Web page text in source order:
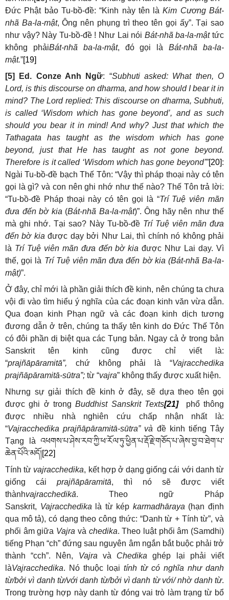
Đức Phật bảo Tu-bồ-đề: “Kinh này tên là Kim Cương Bát-
nhã Ba-la-mật, Ông nên phụng trì theo tên gọi ấy”. Tại sao
như vậy? Này Tu-bồ-đề ! Như Lai nói Bát-nhã ba-la-mật tức
không phảiBát-nhã ba-la-mật, đó gọi là
Bát-nhã ba-la-
mật.”[19]
[5] Ed. Conze Anh Ngữ: “Subhuti asked: What then, O
Lord, is this discourse on dharma, and how should I bear it in
mind? The Lord replied: This discourse on dharma, Subhuti,
is called ‘Wisdom which has gone beyond’, and as such
should you bear it in mind! And why? Just that which the
Tathagata has taught as the wisdom which has gone
beyond, just that He has taught as not gone beyond.
Therefore is it called ‘Wisdom which has gone beyond’”[20]:
Ngài Tu-bồ-đề bạch Thế Tôn: “Vậy thì pháp thoại này có tên
gọi là gì? và con nên ghi nhớ như thế nào? Thế Tôn trả lời:
“Tu-bồ-đề Pháp thoại này có tên gọi là “Trí Tuệ viên mãn
đưa đến bờ kia (Bát-nhã Ba-la-mật)”. Ông hãy nên như thế
mà ghi nhớ. Tại sao? Này Tu-bồ-đề Trí Tuệ viên mãn đưa
đến bờ kia được dạy bởi Như Lai, thì chính nó không phải
là Trí Tuệ viên mãn đưa đến bờ kia được Như Lai dạy. Vì
thế, gọi là Trí Tuệ viên mãn đưa đến bờ kia (Bát-nhã Ba-la-
mật)”.
Ở đây, chỉ mới là phần giải thích đề kinh, nên chúng ta chưa
vội đi vào tìm hiểu ý nghĩa của các đoạn kinh văn vừa dẫn.
Qua đoạn kinh Phạn ngữ và các đoạn kinh dịch tương
đương dẫn ở trên, chúng ta thấy tên kinh do Đức Thế Tôn
có đôi phần dị biệt qua các Tụng bản. Ngay cả ở trong bản
Sanskrit tên kinh cũng được chỉ viết là:
“prajñāpāramitā”, chứ không phải là “Vajracchedika
prajñāpāramitā-sūtra”; từ “vajra” không thấy được xuất hiện.
Nhưng sự giải thích đề kinh ở đây, sẽ dựa theo tên gọi
được ghi ở trong Buddhist Sanskrit Texts[21]
phổ thông
được nhiều nhà nghiên cứu chấp nhận nhất là:
“Vajracchedika prajñāpāramitā-sūtra” và đề kinh tiếng Tây
Tạng là འཕགས་པ་ཤེས་རབ་ཀྱི་ཕ་རོལ་ཏུ་ཕྱིན་པ་རྡོ་རྗེ་གཅོད་པ་ཞེས་བྱ་བ་ཐེག་པ་
ཆེན་པོའི་མདོ།[22]
Tính từ vajracchedika, kết hợp ở dạng giống cái với danh từ
giống cái
prajñāpāramitā, thì nó sẽ được viết
thànhvajracchedikā. Theo ngữ Pháp
Sanskrit, Vajracchedika là từ kép karmadhāraya (hạn định
qua mô tả), có dạng theo công thức: “Danh từ + Tính từ”, và
phối âm giữa Vajra và chedika. Theo luật phối âm (Samdhi)
tiếng Phạn “ch” đứng sau nguyên âm ngắn bắt buộc phải trở
thành “cch”. Nên,
Vajra và Chedika
ghép lại phải viết
làVajracchedika. Nó thuộc loại tính từ có nghĩa như danh
từ/bởi vì danh từ/với danh từ/bởi vì danh từ với/ nhờ danh từ.
Trong trường hợp này danh từ đóng vai trò làm trạng từ bổ